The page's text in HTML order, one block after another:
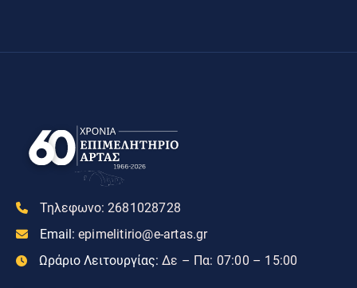
Τηλεφωνο: 2681028728
Email: epimelitirio@e-artas.gr
Ωράριο Λειτουργίας: Δε – Πα: 07:00 – 15:00